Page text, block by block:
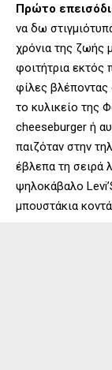
Πρώτο
να δω
χρόνια της ζωής
φοιτήτρια εκτός
φίλες βλέποντας
το κυλικείο της
cheeseburger ή
παιζόταν στην
έβλεπα τη σειρά
ψηλοκάβαλο
μπουστάκια